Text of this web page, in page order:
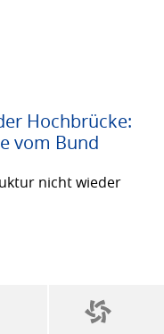
Hochbrücke:
vom Bund
nicht wieder